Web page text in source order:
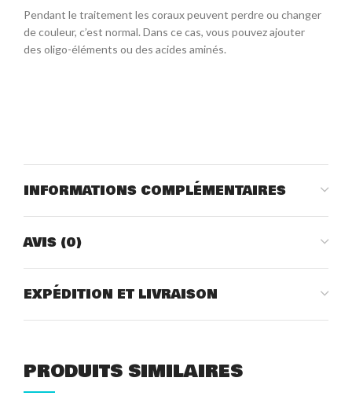
Pendant le traitement les coraux peuvent perdre ou changer
de couleur, c’est normal. Dans ce cas, vous pouvez ajouter
des oligo-éléments ou des acides aminés.
INFORMATIONS COMPLÉMENTAIRES
AVIS (0)
EXPÉDITION ET LIVRAISON
PRODUITS SIMILAIRES